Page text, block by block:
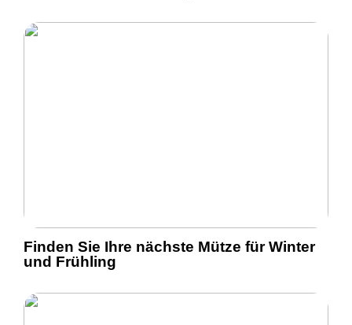
Finden Sie Ihre nächste Mütze für Winter
und Frühling